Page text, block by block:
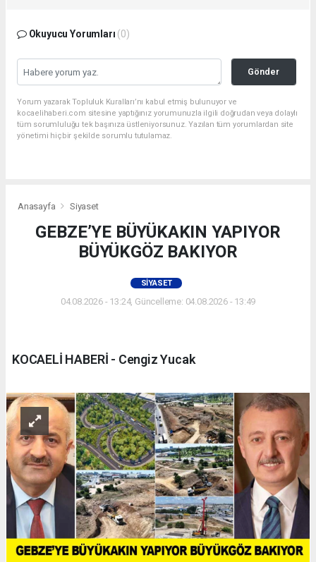
Okuyucu Yorumları (0)
Gönder
Yorum yazarak Topluluk Kuralları’nı kabul etmiş bulunuyor ve
kocaelihaberi.com sitesine yaptığınız yorumunuzla ilgili doğrudan veya dolaylı
tüm sorumluluğu tek başınıza üstleniyorsunuz. Yazılan tüm yorumlardan site
yönetimi hiçbir şekilde sorumlu tutulamaz.
Anasayfa Siyaset
GEBZE’YE BÜYÜKAKIN YAPIYOR
BÜYÜKGÖZ BAKIYOR
SIYASET
04.08.2026 - 13:24, Güncelleme: 04.08.2026 - 13:49
KOCAELİ HABERİ - Cengiz Yucak